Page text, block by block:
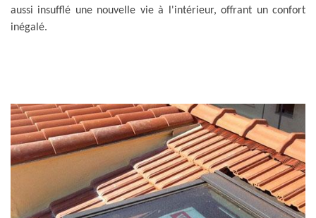
aussi insufflé une nouvelle vie à l'intérieur, offrant un confort
inégalé.